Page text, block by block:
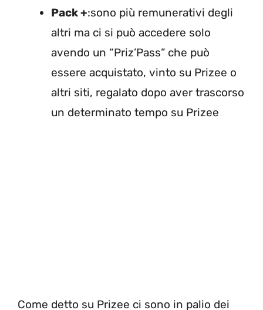
Pack +:sono più remunerativi degli
altri ma ci si può accedere solo
avendo un “Priz’Pass” che può
essere acquistato, vinto su Prizee o
altri siti, regalato dopo aver trascorso
un determinato tempo su Prizee
Come detto su Prizee ci sono in palio dei